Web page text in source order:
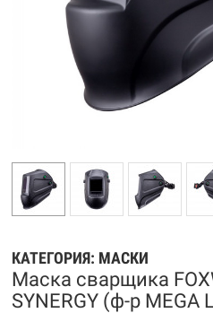
КАТЕГОРИЯ: МАСКИ
Маска сварщика
SYNERGY (ф-р MEGA